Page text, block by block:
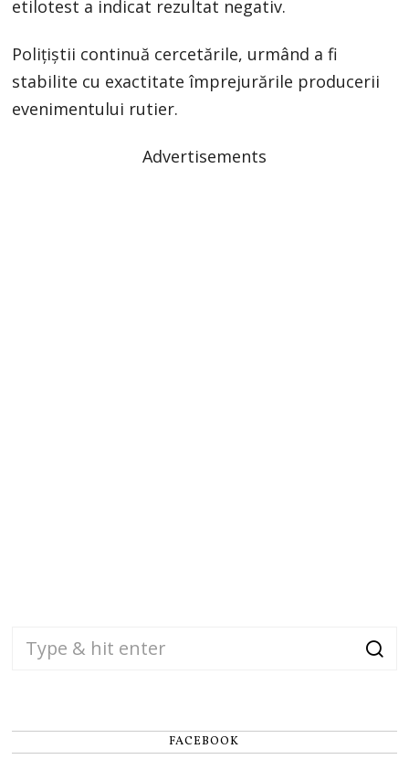
etilotest a indicat rezultat negativ.
Polițiștii continuă cercetările, urmând a fi
stabilite cu exactitate împrejurările producerii
evenimentului rutier.
Advertisements
FACEBOOK